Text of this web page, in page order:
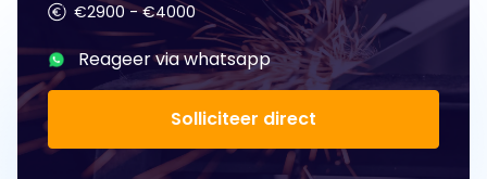
€2900 - €4000
Reageer via whatsapp
Solliciteer direct